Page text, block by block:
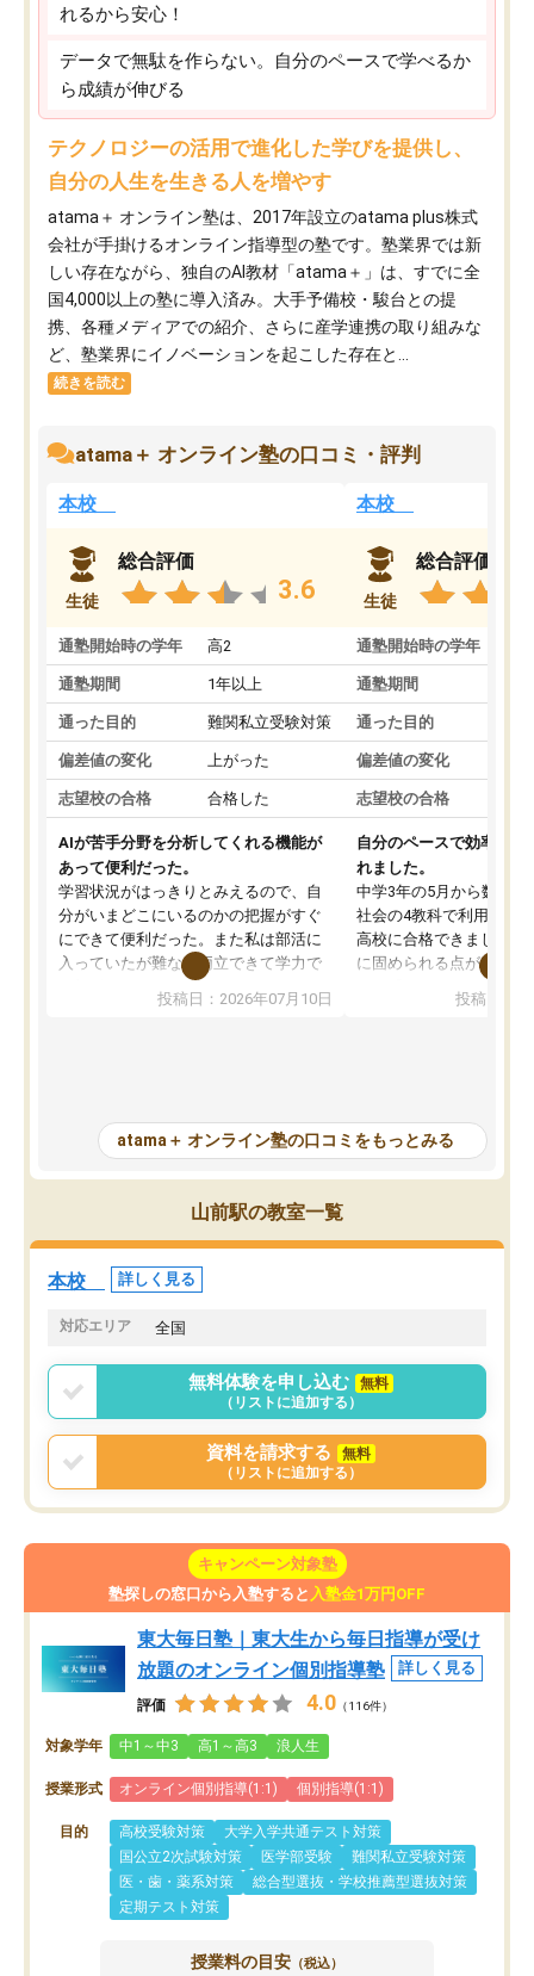
れるから安心！
データで無駄を作らない。自分のペースで学べるか
ら成績が伸びる
テクノロジーの活用で進化した学びを提供し、
自分の人生を生きる人を増やす
atama＋ オンライン塾は、2017年設立のatama plus株式
会社が手掛けるオンライン指導型の塾です。塾業界では新
しい存在ながら、独自のAI教材「atama＋」は、すでに全
国4,000以上の塾に導入済み。大手予備校・駿台との提
携、各種メディアでの紹介、さらに産学連携の取り組みな
ど、塾業界にイノベーションを起こした存在と...
続きを読む
atama＋ オンライン塾の口コミ・評判
本校
生徒
総合評価
3.6
通塾開始時の学年 高2
通塾期間 1年以上
通った目的 難関私立受験対策
偏差値の変化 上がった
志望校の合格 合格した
AIが苦手分野を分析してくれる機能が
あって便利だった。
学習状況がはっきりとみえるので、自
分がいまどこにいるのかの把握がすぐ
にできて便利だった。また私は部活に
入っていたが難なく両立できて学力で
も部活でも結果を残すことができてよ
かった。また問題演習の際に、自分が
が、自分で自分の管理ができない人に
とっては難しい部分もあるのではない
かと思った。
投稿日：2026年07月10日
本校
生徒
総合評価
通塾開始時の学年
通塾期間
通った目的
偏差値の変化
志望校の合格
自分のペースで効率よく
れました。
中学3年の5月から数学・
社会の4教科で利用し、
高校に合格できました。
に固められる点が魅力で
項目のおかげで、手軽
元数が可視化されるので
しながら意欲的に取り組
常に効果を実感している
すめできる塾です。
投稿日：
atama＋ オンライン塾の口コミをもっとみる
山前駅の教室一覧
本校 詳しく見る
対応エリア 全国
無料体験を申し込む
無料
（リストに追加する）
資料を請求する
無料
（リストに追加する）
キャンペーン対象塾
塾探しの窓口から入塾すると 入塾金1万円OFF
東大毎日塾｜東大生から毎日指導が受け
放題のオンライン個別指導塾
詳しく見る
評価 4.0 （116件）
対象学年 中1～中3 高1～高3 浪人生
授業形式 オンライン個別指導(1:1) 個別指導(1:1)
目的 高校受験対策
大学入学共通テスト対策
国公立2次試験対策
医学部受験
難関私立受験対策
医・歯・薬系対策
総合型選抜・学校推薦型選抜対策
定期テスト対策
授業料の目安 （税込）